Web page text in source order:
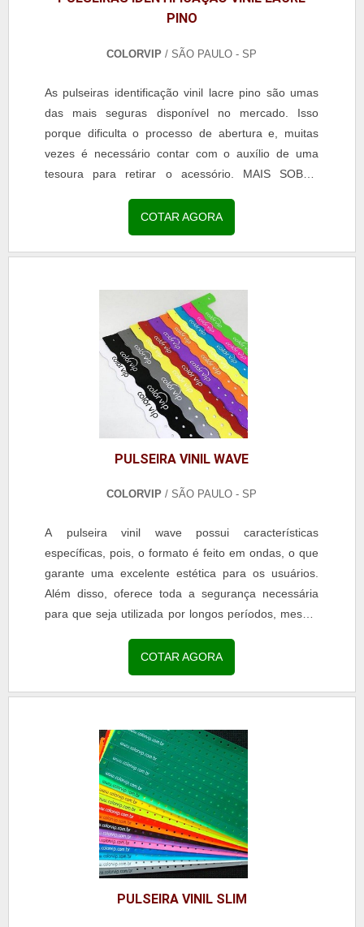
PINO
COLORVIP/ SÃO PAULO - SP
As pulseiras identificação vinil lacre pino são umas
das mais seguras disponível no mercado. Isso
porque dificulta o processo de abertura e, muitas
vezes é necessário contar com o auxílio de uma
tesoura para retirar o acessório. MAIS SOBRE
pulseira é o mais indicado para ser utilizado em
eventos de longa duração, já que possui também
resistência para ter contato com a água e até
COTAR AGORA
PULSEIRA VINIL WAVE
COLORVIP/ SÃO PAULO - SP
A pulseira vinil wave possui características
específicas, pois, o formato é feito em ondas, o que
garante uma excelente estética para os usuários.
Além disso, oferece toda a segurança necessária
para que seja utilizada por longos períodos, mesmo
QUE SÃO PULSEIRAS VINIL WAVEA trava de
segurança é a mesma dos demais modelos das
pulseiras de vinil, pois, o fechamento é realizado
COTAR AGORA
PULSEIRA VINIL SLIM